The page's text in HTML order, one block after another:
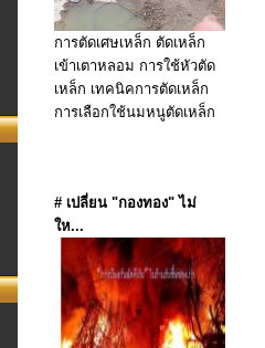
การตัดเศษเหล็ก ตัดเหล็ก
เข้าเตาหลอม การใช้หัวตัด
เหล็ก เทคนิคการตัดเหล็ก
การเลือกใช้นมหนูตัดเหล็ก
# เปลี่ยน "กองทอง" ไม่
ให...